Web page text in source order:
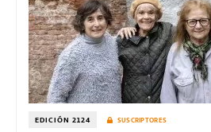
EDICIÓN 2124 SUSCRIPTORES